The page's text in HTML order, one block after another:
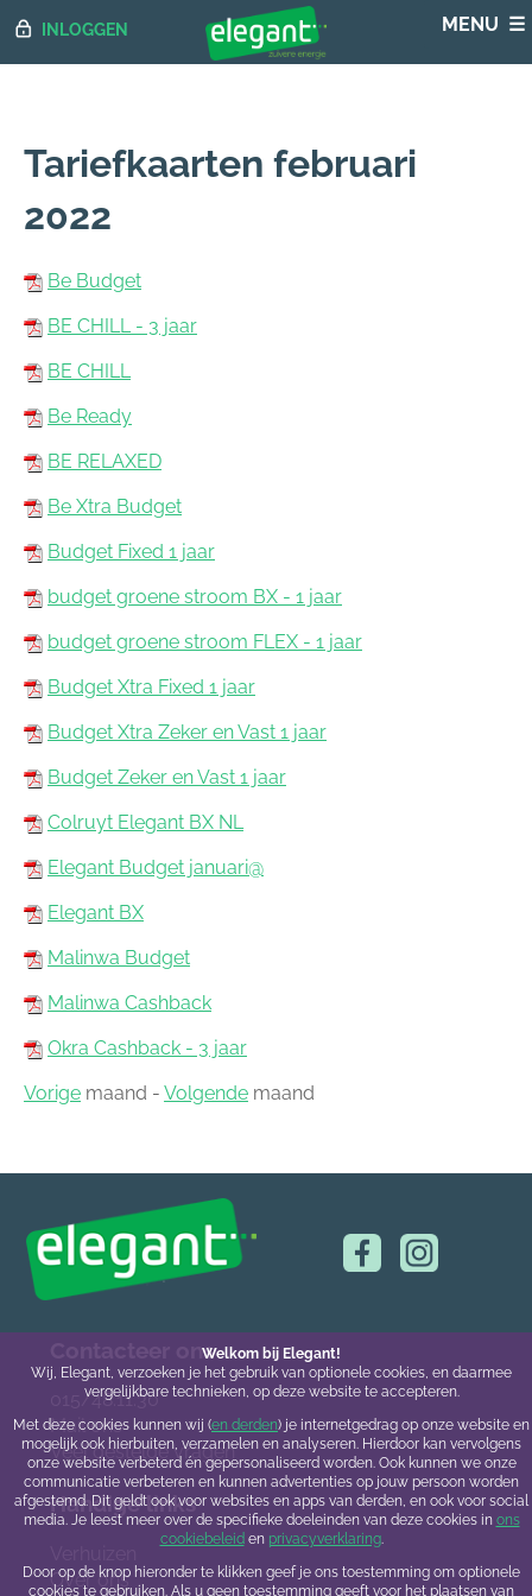
INLOGGEN
Tariefkaarten februari
2022
Be Budget
BE CHILL - 3 jaar
BE CHILL
Be Ready
BE RELAXED
Be Xtra Budget
Budget Fixed 1 jaar
budget groene stroom BX - 1 jaar
budget groene stroom FLEX - 1 jaar
Budget Xtra Fixed 1 jaar
Budget Xtra Zeker en Vast 1 jaar
Budget Zeker en Vast 1 jaar
Colruyt Elegant BX NL
Elegant Budget januari@
Elegant BX
Malinwa Budget
Malinwa Cashback
Okra Cashback - 3 jaar
Vorige maand - Volgende maand
Contacteer ons
015/48.11.30
Mail ons
Veel gestelde vragen
Handige links
Over ons
Welkom bij Elegant!
Wij, Elegant, verzoeken je het gebruik van optionele cookies, en daarmee
vergelijkbare technieken, op deze website te accepteren.
Met deze cookies kunnen wij (en derden) je internetgedrag op onze website en
mogelijk ook hierbuiten, verzamelen en analyseren. Hierdoor kan vervolgens
onze website verbeterd én gepersonaliseerd worden. Ook kunnen we onze
communicatie verbeteren en kunnen advertenties op jouw persoon worden
afgestemd. Dit geldt ook voor websites en apps van derden, en ook voor social
media. Je leest meer over de specifieke doeleinden van deze cookies in ons
cookiebeleiden privacyverklaring.
Door op de knop hieronder te klikken geef je ons toestemming om optionele
cookies te gebruiken. Als u geen toestemming geeft voor het plaatsen van